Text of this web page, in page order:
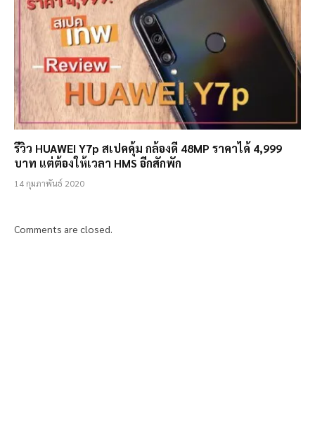
รีวิว HUAWEI Y7p สเปคคุ้ม กล้องดี 48MP ราคาได้ 4,999
บาท แต่ต้องให้เวลา HMS อีกสักพัก
14 กุมภาพันธ์ 2020
Comments are closed.